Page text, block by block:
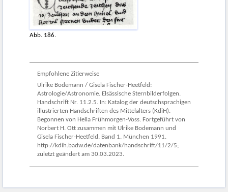
Abb. 186.
Empfohlene Zitierweise
Ulrike Bodemann / Gisela Fischer-Heetfeld:
Astrologie/Astronomie. Elsässische Sternbilderfolgen.
Handschrift Nr. 11.2.5. In: Katalog der deutschsprachigen
illustrierten Handschriften des Mittelalters (KdiH).
Begonnen von Hella Frühmorgen-Voss. Fortgeführt von
Norbert H. Ott zusammen mit Ulrike Bodemann und
Gisela Fischer-Heetfeld. Band 1. München 1991.
http://kdih.badw.de/datenbank/handschrift/11/2/5;
zuletzt geändert am 30.03.2023.